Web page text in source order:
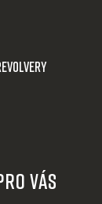
Vás